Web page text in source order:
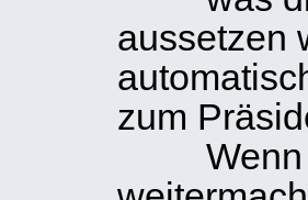
aussetzen
zum
Wenn